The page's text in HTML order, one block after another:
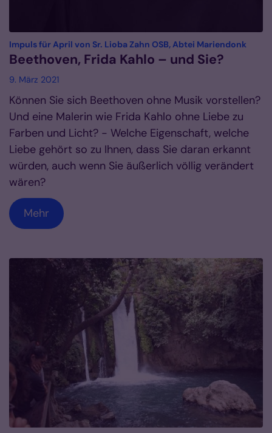
Impuls für April von Sr. Lioba Zahn OSB, Abtei Mariendonk
Beethoven, Frida Kahlo – und Sie?
9. März 2021
Können Sie sich Beethoven ohne Musik vorstellen?
Und eine Malerin wie Frida Kahlo ohne Liebe zu
Farben und Licht? - Welche Eigenschaft, welche
Liebe gehört so zu Ihnen, dass Sie daran erkannt
würden, auch wenn Sie äußerlich völlig verändert
wären?
Mehr